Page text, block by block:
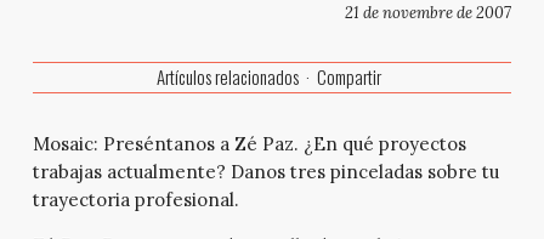
21 de novembre de 2007
Artículos relacionados Compartir
Mosaic: Preséntanos a Zé Paz. ¿En qué proyectos
trabajas actualmente? Danos tres pinceladas sobre tu
trayectoria profesional.